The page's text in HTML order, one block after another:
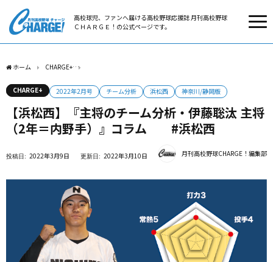
高校球児、ファンへ届ける高校野球応援誌 月刊高校野球
ＣＨＡＲＧＥ！の公式ページです。
ホーム CHARGE+
CHARGE+ 2022年2月号 チーム分析 浜松西 神奈川/静岡版
【浜松西】『主将のチーム分析・伊藤聡汰 主将
（2年＝内野手）』コラム #浜松西
2022年3月9日 2022年3月10日 月刊高校野球CHARGE！編集部